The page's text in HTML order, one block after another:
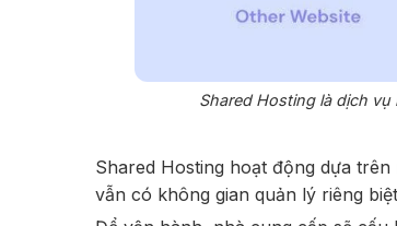
Shared Hosting là dịch
Shared Hosting hoạt động dựa
vẫn có không gian quản lý riêng